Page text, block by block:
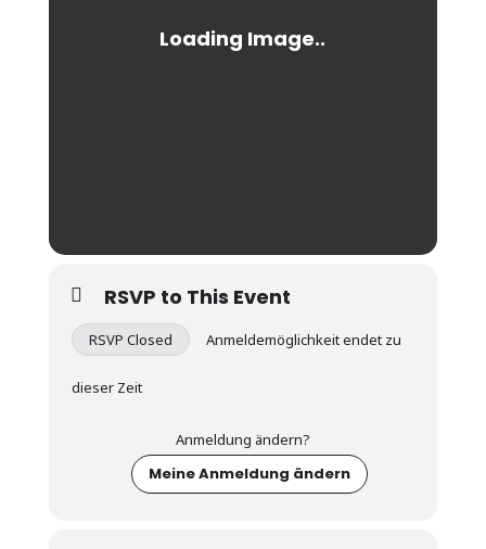
RSVP to This Event
RSVP Closed Anmeldemöglichkeit endet zu
dieser Zeit
Anmeldung ändern?
Meine Anmeldung ändern